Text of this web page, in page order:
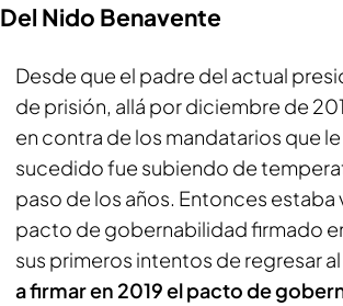
Del Nido Benavente
Desde que el padre del actual
de prisión, allá por diciembre de
en contra de los mandatarios que le
sucedido fue subiendo de
paso de los años. Entonces estaba
pacto de gobernabilidad firmado
sus primeros intentos de regresar
a firmar en 2019 el pacto de